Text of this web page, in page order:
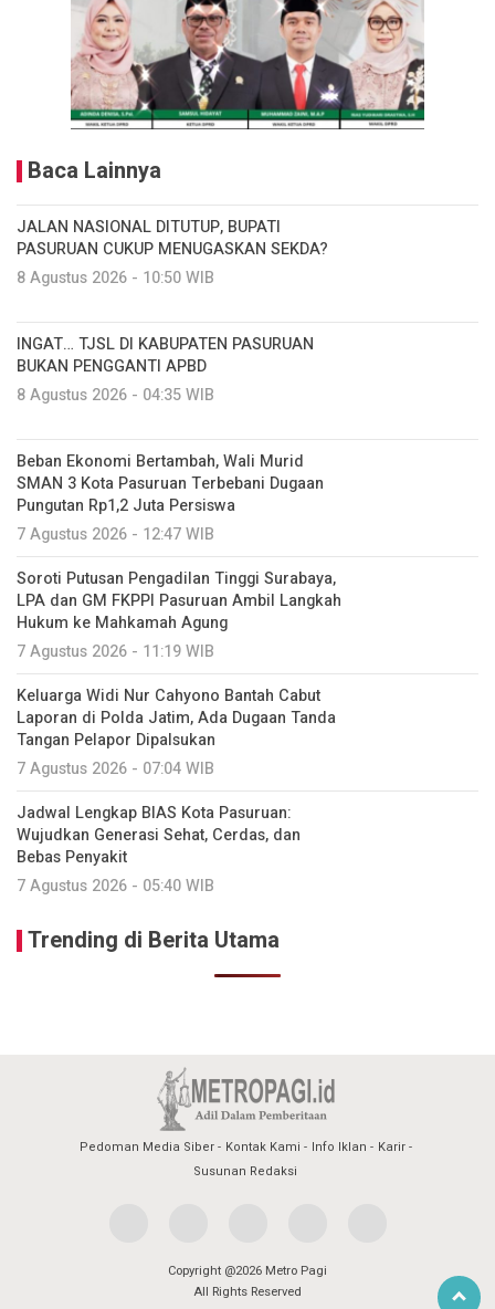
Baca Lainnya
JALAN NASIONAL DITUTUP, BUPATI
PASURUAN CUKUP MENUGASKAN SEKDA?
8 Agustus 2026 - 10:50 WIB
INGAT… TJSL DI KABUPATEN PASURUAN
BUKAN PENGGANTI APBD
8 Agustus 2026 - 04:35 WIB
Beban Ekonomi Bertambah, Wali Murid
SMAN 3 Kota Pasuruan Terbebani Dugaan
Pungutan Rp1,2 Juta Persiswa
7 Agustus 2026 - 12:47 WIB
Soroti Putusan Pengadilan Tinggi Surabaya,
LPA dan GM FKPPI Pasuruan Ambil Langkah
Hukum ke Mahkamah Agung
7 Agustus 2026 - 11:19 WIB
Keluarga Widi Nur Cahyono Bantah Cabut
Laporan di Polda Jatim, Ada Dugaan Tanda
Tangan Pelapor Dipalsukan
7 Agustus 2026 - 07:04 WIB
Jadwal Lengkap BIAS Kota Pasuruan:
Wujudkan Generasi Sehat, Cerdas, dan
Bebas Penyakit
7 Agustus 2026 - 05:40 WIB
Trending di Berita Utama
Pedoman Media Siber Kontak Kami Info Iklan
Karir
Susunan Redaksi
Copyright @2026 Metro Pagi
All Rights Reserved